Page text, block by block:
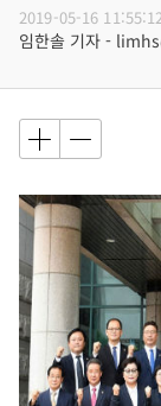
2019-05-16
임한솔 기자 -